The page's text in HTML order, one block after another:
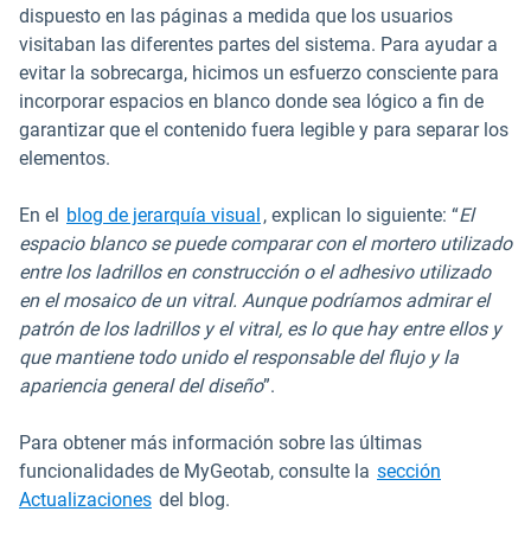
dispuesto en las páginas a medida que los usuarios
visitaban las diferentes partes del sistema. Para ayudar a
evitar la sobrecarga, hicimos un esfuerzo consciente para
incorporar espacios en blanco donde sea lógico a fin de
garantizar que el contenido fuera legible y para separar los
elementos.
En el blog de jerarquía visual Abrir en una nueva ventana
, explican lo siguiente: “El
espacio blanco se puede comparar con el mortero utilizado
entre los ladrillos en construcción o el adhesivo utilizado
en el mosaico de un vitral. Aunque podríamos admirar el
patrón de los ladrillos y el vitral, es lo que hay entre ellos y
que mantiene todo unido el responsable del flujo y la
apariencia general del diseño”.
Para obtener más información sobre las últimas
funcionalidades de MyGeotab, consulte la sección
Actualizaciones del blog.